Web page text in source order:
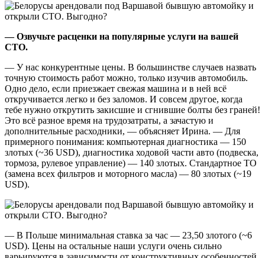
— Озвучьте расценки на популярные услуги на вашей
СТО.
— У нас конкурентные цены. В большинстве случаев назвать
точную стоимость работ можно, только изучив автомобиль.
Одно дело, если приезжает свежая машина и в ней всё
откручивается легко и без заломов. И совсем другое, когда
тебе нужно открутить закисшие и сгнившие болты без граней!
Это всё разное время на трудозатраты, а зачастую и
дополнительные расходники, — объясняет Ирина. — Для
примерного понимания: компьютерная диагностика — 150
злотых (~36 USD), диагностика ходовой части авто (подвеска,
тормоза, рулевое управление) — 140 злотых. Стандартное ТО
(замена всех фильтров и моторного масла) — 80 злотых (~19
USD).
— В Польше минимальная ставка за час — 23,50 злотого (~6
USD). Цены на остальные наши услуги очень сильно